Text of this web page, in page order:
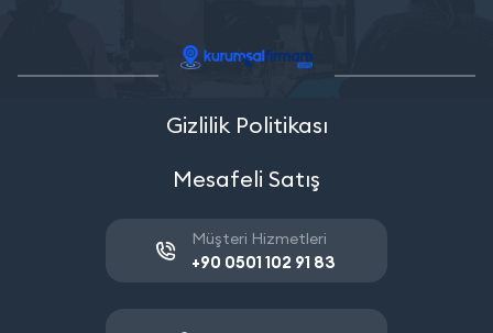
Gizlilik Politikası
Mesafeli Satış
Müşteri Hizmetleri
+90 0501 102 91 83